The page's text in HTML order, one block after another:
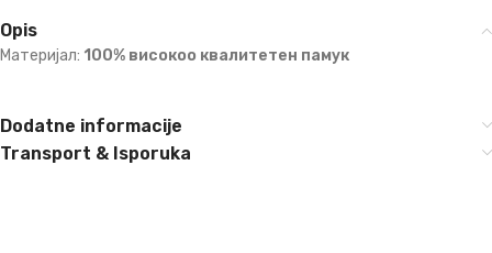
Opis
Материјал: 100% високоо квалитетен памук
Dodatne informacije
Transport & Isporuka